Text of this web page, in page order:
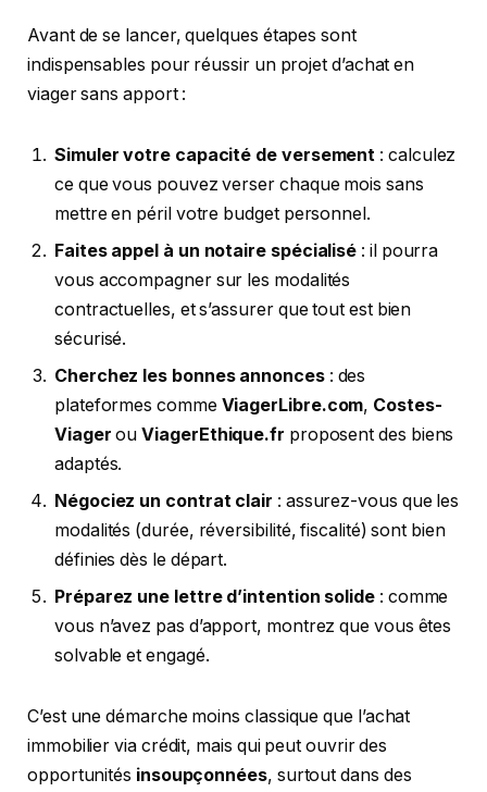
Avant de se lancer, quelques étapes sont
indispensables pour réussir un projet d’achat en
viager sans apport :
Simuler votre capacité de versement : calculez
ce que vous pouvez verser chaque mois sans
mettre en péril votre budget personnel.
Faites appel à un notaire spécialisé : il pourra
vous accompagner sur les modalités
contractuelles, et s’assurer que tout est bien
sécurisé.
Cherchez les bonnes annonces: des
plateformes comme ViagerLibre.com, Costes-
Viager ouViagerEthique.fr proposent des biens
adaptés.
Négociez un contrat clair : assurez-vous que les
modalités (durée, réversibilité, fiscalité) sont bien
définies dès le départ.
Préparez une lettre d’intention solide: comme
vous n’avez pas d’apport, montrez que vous êtes
solvable et engagé.
C’est une démarche moins classique que l’achat
immobilier via crédit, mais qui peut ouvrir des
opportunités insoupçonnées, surtout dans des